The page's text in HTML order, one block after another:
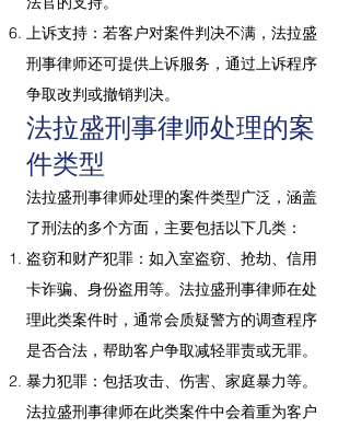
上诉支持：若客户对案件判决不满，法拉盛
刑事律师还可提供上诉服务，通过上诉程序
争取改判或撤销判决。
法拉盛刑事律师处理的案
件类型
法拉盛刑事律师处理的案件类型广泛，涵盖
了刑法的多个方面，主要包括以下几类：
盗窃和财产犯罪：如入室盗窃、抢劫、信用
卡诈骗、身份盗用等。法拉盛刑事律师在处
理此类案件时，通常会质疑警方的调查程序
是否合法，帮助客户争取减轻罪责或无罪。
暴力犯罪：包括攻击、伤害、家庭暴力等。
法拉盛刑事律师在此类案件中会着重为客户